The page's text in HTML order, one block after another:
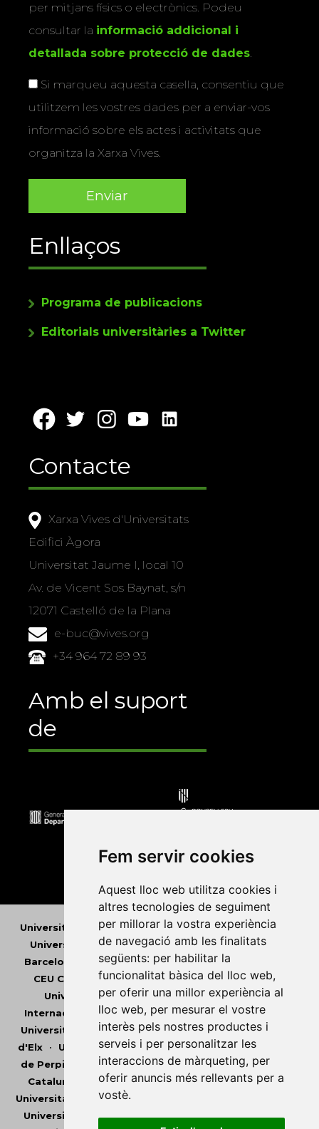
Fem servir cookies
Aquest lloc web utilitza cookies i
altres tecnologies de seguiment
per millorar la vostra experiència
de navegació amb les finalitats
següents: per habilitar la
funcionalitat bàsica del lloc web,
per oferir una millor experiència al
lloc web, per mesurar el vostre
interès pels nostres productes i
serveis i per personalitzar les
interaccions de màrqueting, per
oferir anuncis més rellevants per a
vostè.
per mitjans físics o electrònics. Podeu
consultar la informació addicional i
detallada sobre protecció de dades.
Si marqueu aquesta casella, consentiu que
utilitzem les vostres dades per a enviar-vos
informació sobre els actes i activitats que
organitza la Xarxa Vives.
Enllaços
Programa de publicacions
Editorials universitàries a Twitter
Contacte
Xarxa Vives d'Universitats
Edifici Àgora
Universitat Jaume I, local 10
Av. de Vicent Sos Baynat, s/n
12071 Castelló de la Plana
e-buc@vives.org
+34 964 72 89 93
Amb el suport
de
Universitat Abat Oliba CEU • Universitat d'Alacant
Universitat d'Andorra•Universitat Autònoma de
Barcelona
Universitat de Barcelona •
CEU Cardenal Herrera•Universitat de Girona•
Universitat de les Illes Balears•Universitat
Internacional de Catalunya•Universitat Jaume I
Universitat de Lleida•Universitat Miguel Hernández
d'Elx• Universitat Oberta de Catalunya•Universitat
de Perpinyà Via Domitia•Universitat Politècnica de
Catalunya
Universitat Politècnica de València •
Universitat Pompeu Fabra
Universitat Rovira i Virgili•Universitat de Sàsser•